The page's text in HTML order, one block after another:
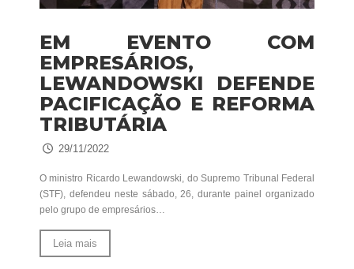
EM EVENTO COM
EMPRESÁRIOS,
LEWANDOWSKI DEFENDE
PACIFICAÇÃO E REFORMA
TRIBUTÁRIA
29/11/2022
O ministro Ricardo Lewandowski, do Supremo Tribunal Federal
(STF), defendeu neste sábado, 26, durante painel organizado
pelo grupo de empresários…
Leia mais